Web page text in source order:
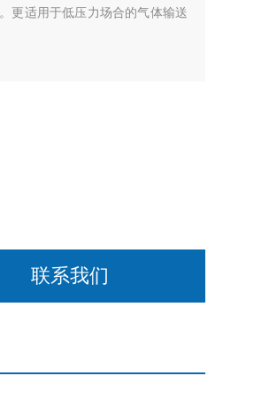
更适用于低压力场合的气体输送
联系我们